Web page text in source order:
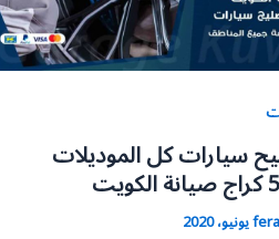
سيارات كل الموديلات